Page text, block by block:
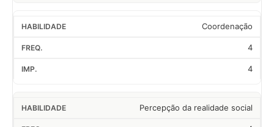
Coordenação
4
4
Percepção da realidade social